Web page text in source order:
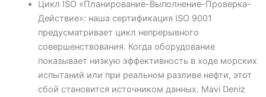
Цикл ISO «Планирование-Выполнение-Проверка-
Действие»: наша сертификация ISO 9001
предусматривает цикл непрерывного
совершенствования. Когда оборудование
показывает низкую эффективность в ходе морских
испытаний или при реальном разливе нефти, этот
сбой становится источником данных. Mavi Deniz